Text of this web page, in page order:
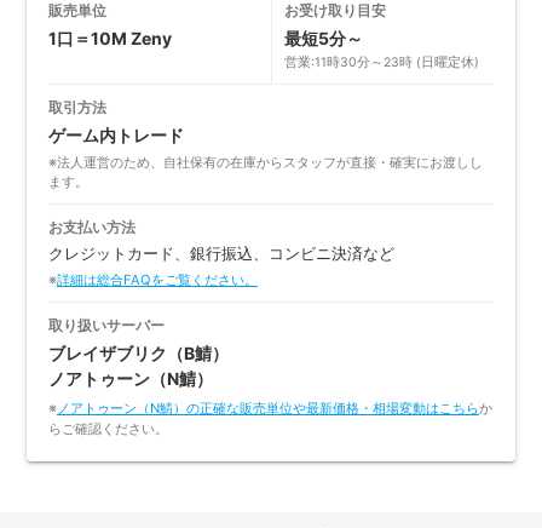
販売単位
1口＝10M Zeny
お受け取り目安
最短5分～
営業:11時30分～23時 (日曜定休)
取引方法
ゲーム内トレード
※法人運営のため、自社保有の在庫からスタッフが直接・確実にお渡しし
ます。
お支払い方法
クレジットカード、銀行振込、コンビニ決済など
※詳細は総合FAQをご覧ください。
取り扱いサーバー
ブレイザブリク（B鯖）
ノアトゥーン（N鯖）
※ノアトゥーン（N鯖）の正確な販売単位や最新価格・相場変動はこちらか
らご確認ください。